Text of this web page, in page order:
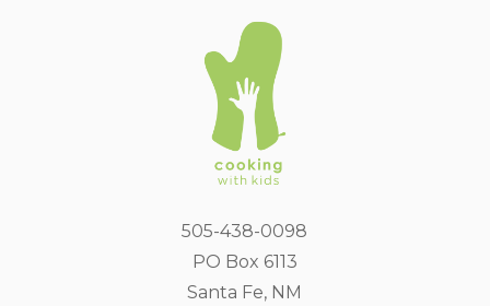
505-438-0098
PO Box 6113
Santa Fe, NM